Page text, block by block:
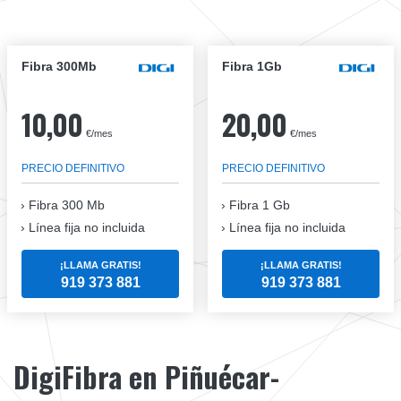
Fibra 300Mb
10,00 €/mes
PRECIO DEFINITIVO
Fibra 300 Mb
Línea fija no incluida
¡LLAMA GRATIS!
919 373 881
Fibra 1Gb
20,00 €/mes
PRECIO DEFINITIVO
Fibra 1 Gb
Línea fija no incluida
¡LLAMA GRATIS!
919 373 881
DigiFibra en Piñuécar-